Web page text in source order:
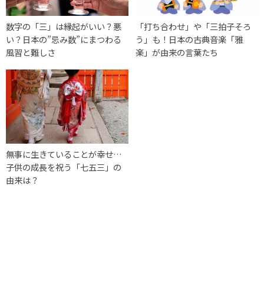
数字の「三」は縁起がいい？悪
い？日本の”忌み数”にまつわる
風習と難しさ
「打ち合わせ」や「三拍子そろ
う」も！日本の古典音楽「雅
楽」が由来の言葉たち
無事に生きていることが幸せ…
子供の成長を祝う「七五三」の
由来は？